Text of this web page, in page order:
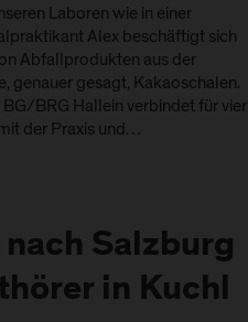
Laboren wie in einer
Alex beschäftigt sich
Abfallprodukten aus der
genauer gesagt, Kakaoschalen.
BRG Hallein verbindet für vier
der Praxis und…
nach Salzburg
in Kuchl